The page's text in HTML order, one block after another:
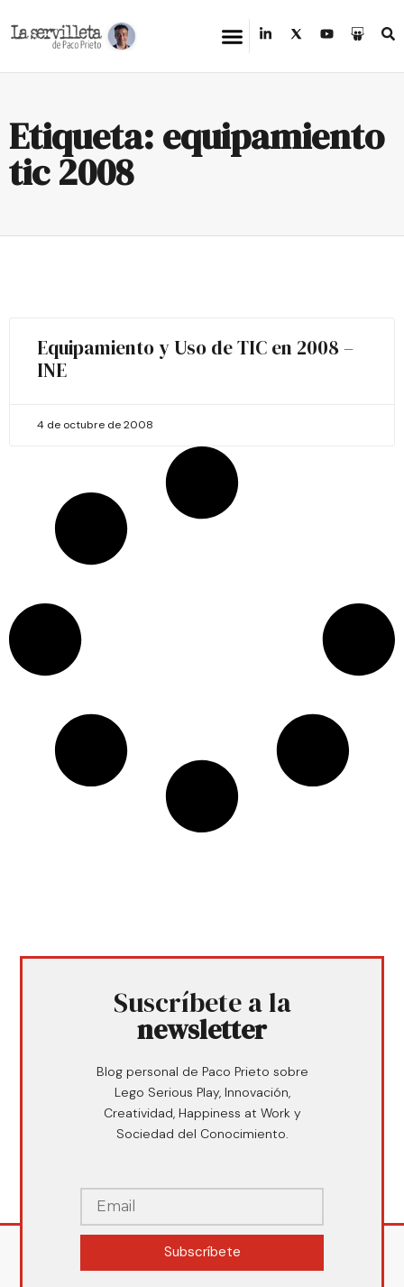
Etiqueta: equipamiento
tic 2008
Equipamiento y Uso de TIC en 2008 –
INE
4 de octubre de 2008
Suscríbete a la
newsletter
Blog personal de Paco Prieto sobre
Lego Serious Play, Innovación,
Creatividad, Happiness at Work y
Sociedad del Conocimiento.
Subscríbete